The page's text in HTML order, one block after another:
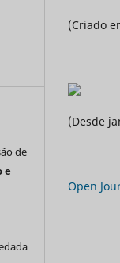
de
e
(Criado
(Desde
Open